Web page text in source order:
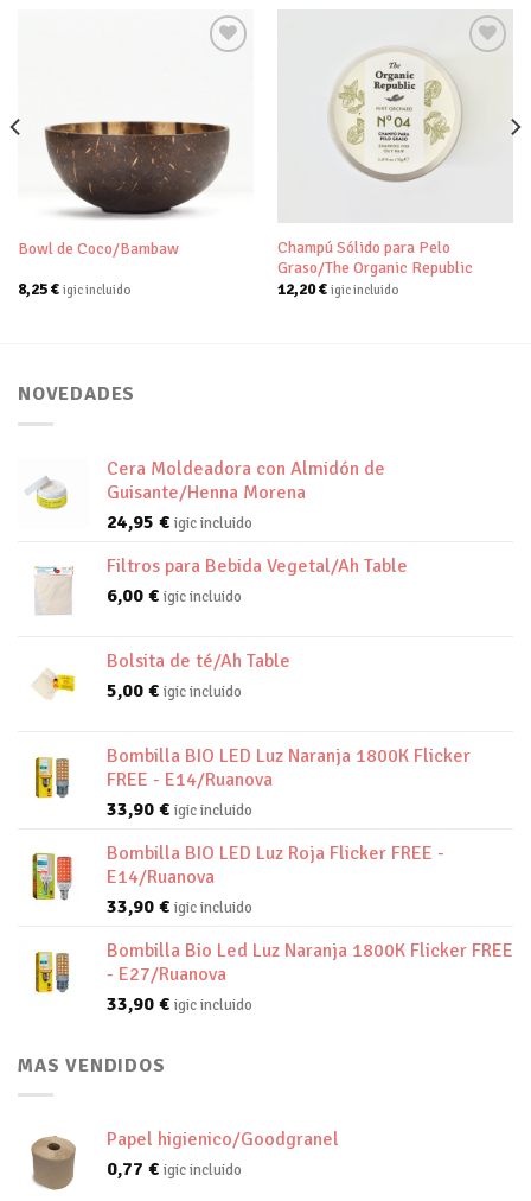
a tu
lista de
deseos
Bowl de Coco/Bambaw
8,25€ igic incluido
lista de
Champú Sólido para Pelo
Graso/The Organic Republic
12,20€ igic incluido
NOVEDADES
Cera Moldeadora con Almidón de
Guisante/Henna Morena
24,95 € igic incluido
Filtros para Bebida Vegetal/Ah Table
6,00 € igic incluido
Bolsita de té/Ah Table
5,00 € igic incluido
Bombilla BIO LED Luz Naranja 1800K Flicker
FREE - E14/Ruanova
33,90 € igic incluido
Bombilla BIO LED Luz Roja Flicker FREE -
E14/Ruanova
33,90 € igic incluido
Bombilla Bio Led Luz Naranja 1800K Flicker FREE
- E27/Ruanova
33,90 € igic incluido
MAS VENDIDOS
Papel higienico/Goodgranel
0,77 € igic incluido